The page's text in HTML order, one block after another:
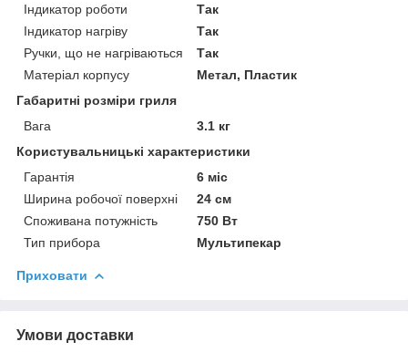
Індикатор роботи
Так
Індикатор нагріву
Так
Ручки, що не нагріваються
Так
Матеріал корпусу
Метал, Пластик
Габаритні розміри гриля
Вага
3.1 кг
Користувальницькі характеристики
Гарантія
6 міс
Ширина робочої поверхні
24 см
Споживана потужність
750 Вт
Тип прибора
Мультипекар
Приховати
Умови доставки